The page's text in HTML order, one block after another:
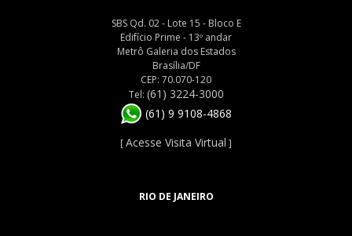
SBS Qd. 02 - Lote 15 - Bloco E
Edifício Prime - 13º andar
Metrô Galeria dos Estados
Brasília/DF
CEP: 70.070-120
Tel: (61) 3224-3000
(61) 9 9108-4868
[Acesse Visita Virtual ]
RIO DE JANEIRO